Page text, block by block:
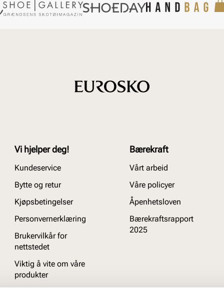
Vi hjelper deg!
Kundeservice
Bytte og retur
Kjøpsbetingelser
Personvernerklæring
Brukervilkår for
nettstedet
Viktig å vite om våre
produkter
Bærekraft
Vårt arbeid
Våre policyer
Åpenhetsloven
Bærekraftsrapport
2025